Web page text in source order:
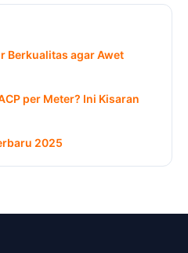
Berkualitas agar Awet
per Meter? Ini Kisaran
2025